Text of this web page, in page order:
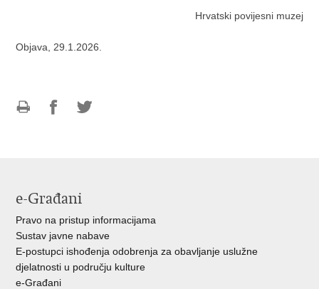
Hrvatski povijesni muzej
Objava, 29.1.2026.
e-Građani
Pravo na pristup informacijama
Sustav javne nabave
E-postupci ishođenja odobrenja za obavljanje uslužne
djelatnosti u području kulture
e-Građani